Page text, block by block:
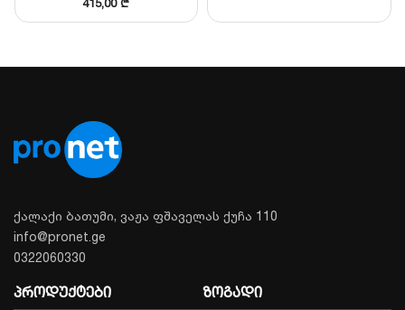
415,00₾
ქალაქი ბათუმი, ვაჟა ფშაველას ქუჩა 110
info@pronet.ge
0322060330
პროდუქტები ზოგადი